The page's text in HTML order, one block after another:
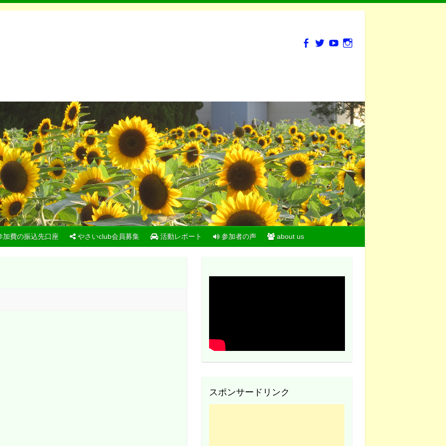
加費の振込先口座 やさいclub会員募集 活動レポート 参加者の声 about us
スポンサードリンク